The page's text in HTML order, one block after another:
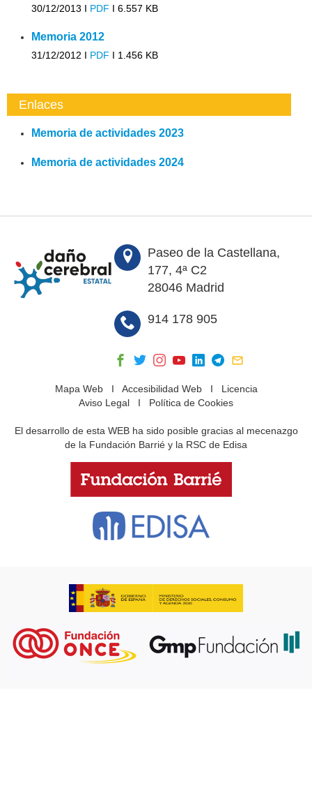
30/12/2013 I PDF I 6.557 KB
Memoria 2012
31/12/2012 I PDF I 1.456 KB
Enlaces
Memoria de actividades 2023
Memoria de actividades 2024
Paseo de la Castellana,
177, 4ª C2
28046 Madrid
914 178 905
Mapa WebI Accesibilidad WebI Licencia
Aviso Legal I Política de Cookies
El desarrollo de esta WEB ha sido posible gracias al mecenazgo
de la Fundación Barrié y la RSC de Edisa